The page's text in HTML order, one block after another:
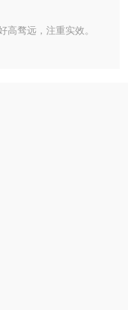
高骛远，注重实效。